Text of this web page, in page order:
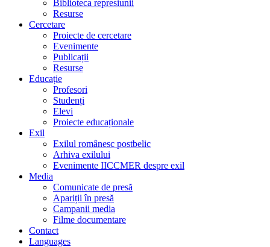
Biblioteca represiunii
Resurse
Cercetare
Proiecte de cercetare
Evenimente
Publicații
Resurse
Educație
Profesori
Studenți
Elevi
Proiecte educaționale
Exil
Exilul românesc postbelic
Arhiva exilului
Evenimente IICCMER despre exil
Media
Comunicate de presă
Apariții în presă
Campanii media
Filme documentare
Contact
Languages